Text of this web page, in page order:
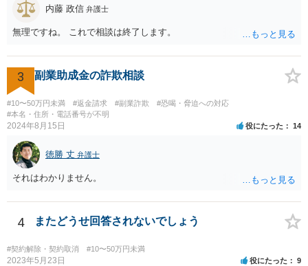
内藤 政信 弁護士
無理ですね。 これで相談は終了します。
3 副業助成金の詐欺相談
#10〜50万円未満 #返金請求 #副業詐欺
#恐喝・脅迫への対応
#本名・住所・電話番号が不明
2024年8月15日 役にたった 14
徳勝 丈 弁護士
それはわかりません。
4 またどうせ回答されないでしょう
#契約解除・契約取消 #10〜50万円未満
2023年5月23日 役にたった 9